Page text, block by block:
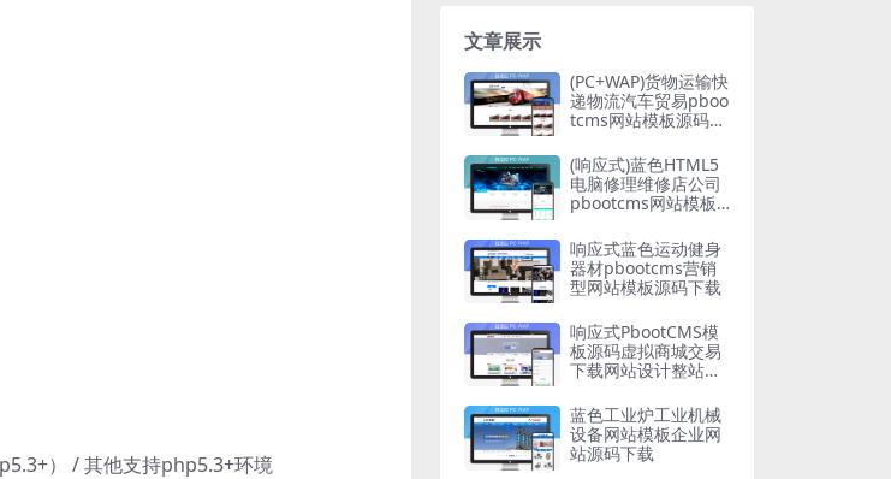
） / 其他支持php5.3+环境
文章展示
(PC+WAP)货物运输快
递物流汽车贸易pboo
tcms网站模板源码下
(响应式)蓝色HTML5
电脑修理维修店公司
pbootcms网站模板
响应式蓝色运动健身
器材pbootcms营销
型网站模板源码下载
响应式PbootCMS模
板源码虚拟商城交易
下载网站设计整站源
蓝色工业炉工业机械
设备网站模板企业网
站源码下载